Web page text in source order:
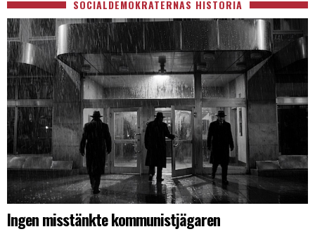
SOCIALDEMOKRATERNAS HISTORIA
Ingen misstänkte kommunistjägaren